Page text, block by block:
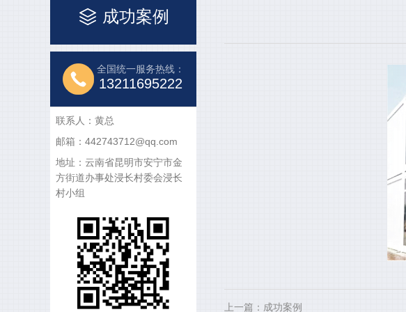
成功案例
全国统一服务热线：
13211695222
联系人：黄总
邮箱：442743712@qq.com
地址：云南省昆明市安宁市金
方街道办事处浸长村委会浸长
村小组
上一篇：成功案例